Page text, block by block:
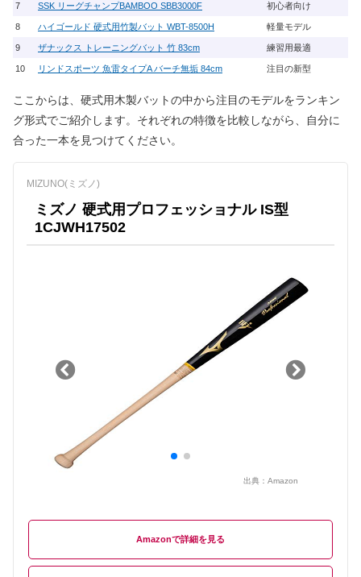
7 SSK リーグチャンプBAMBOO SBB3000F 初心者向け
8 ハイゴールド 硬式用竹製バット WBT-8500H 軽量モデル
9 ザナックス トレーニングバット 竹 83cm 練習用最適
10 リンドスポーツ 魚雷タイプA バーチ無垢 84cm 注目の新型
ここからは、硬式用木製バットの中から注目のモデルをランキン
グ形式でご紹介します。それぞれの特徴を比較しながら、自分に
合った一本を見つけてください。
MIZUNO(ミズノ)
ミズノ 硬式用プロフェッショナル IS型
1CJWH17502
出典： Amazon
Amazon